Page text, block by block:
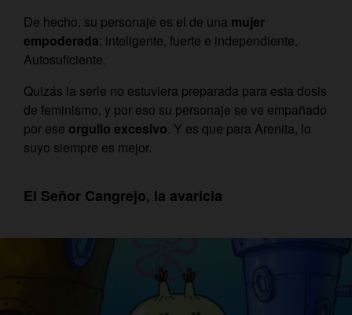
De hecho, su personaje es el de una mujer
empoderada: inteligente, fuerte e independiente.
Autosuficiente.
Quizás la serie no estuviera preparada para esta dosis
de feminismo, y por eso su personaje se ve empañado
por ese orgullo excesivo. Y es que para Arenita, lo
suyo siempre es mejor.
El Señor Cangrejo, la avaricia